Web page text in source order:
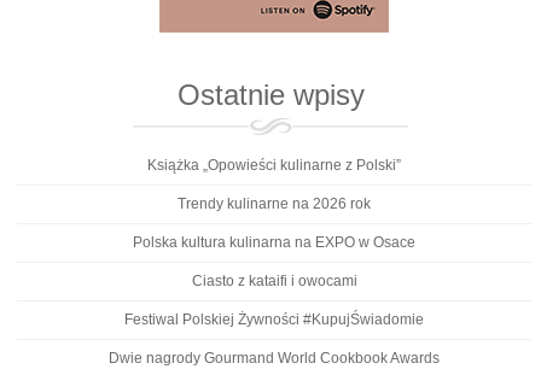
Ostatnie wpisy
Książka „Opowieści kulinarne z Polski”
Trendy kulinarne na 2026 rok
Polska kultura kulinarna na EXPO w Osace
Ciasto z kataifi i owocami
Festiwal Polskiej Żywności #KupujŚwiadomie
Dwie nagrody Gourmand World Cookbook Awards